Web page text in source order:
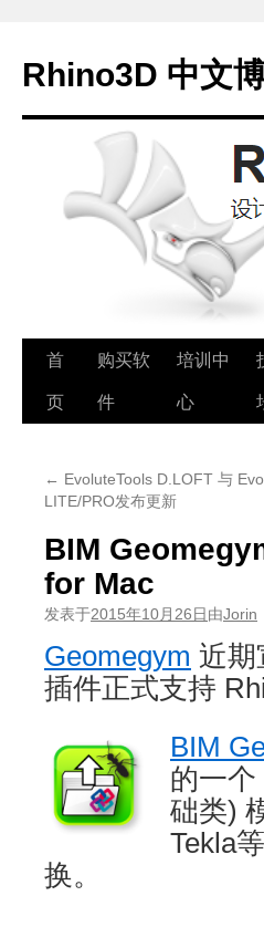
Rhino3D 中文
跳
至
首
页
购买软
件
培训中
心
← EvoluteTools D.LOFT 与
LITE/PRO发布更新
BIM
for Mac
发表于2015年10月26日由Jorin
Geomegym 近期
插件正式支持
BIM
的一
础类)
Tekla
换。